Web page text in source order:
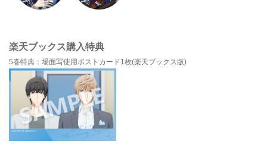
楽天ブックス購入特典
5巻特典：場面写使用ポストカード1枚(楽天ブックス版)